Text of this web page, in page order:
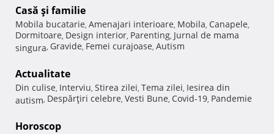
Casă şi familie
Mobila bucatarie, Amenajari interioare, Mobila, Canapele,
Dormitoare, Design interior, Parenting, Jurnal de mama
singura, Gravide, Femei curajoase, Autism
Actualitate
Din culise, Interviu, Stirea zilei, Tema zilei, Iesirea din
autism, Despărţiri celebre, Vesti Bune, Covid-19, Pandemie
Horoscop